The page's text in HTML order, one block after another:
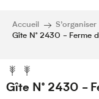
Accueil S’organiser
Gîte N° 2430 - Ferme
Gîte N° 2430 -